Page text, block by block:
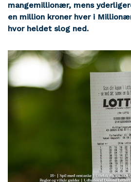
mangemillionær, mens
en million kroner hver i
hvor heldet slog ned.